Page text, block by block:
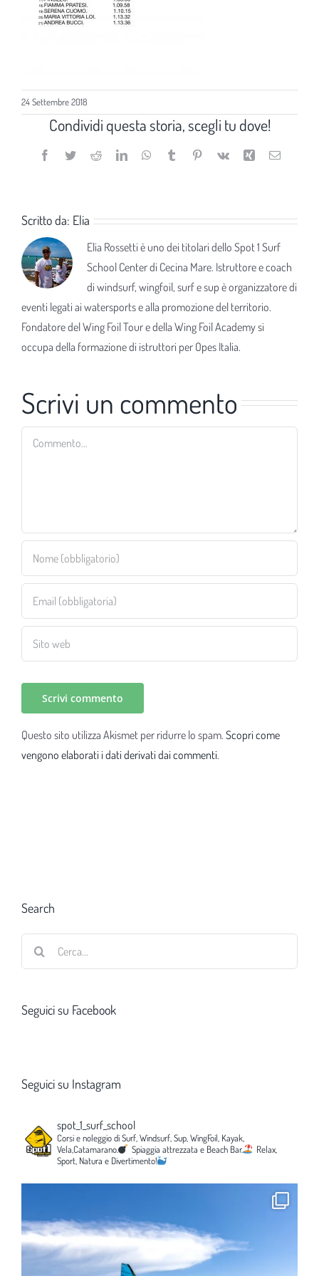
24 Settembre 2018
Condividi questa storia, scegli tu dove!
Facebook
TwitterRedditLinkedInWhatsApp
TumblrPinterest
Vk Xing Email
Scritto da: Elia
Elia Rossetti è uno dei titolari dello Spot 1 Surf
School Center di Cecina Mare. Istruttore e coach
di windsurf, wingfoil, surf e sup è organizzatore di
eventi legati ai watersports e alla promozione del territorio.
Fondatore del Wing Foil Tour e della Wing Foil Academy si
occupa della formazione di istruttori per Opes Italia.
Scrivi un commento
Commento
Questo sito utilizza Akismet per ridurre lo spam. Scopri come
vengono elaborati i dati derivati dai commenti.
Search
Seguici su Facebook
Seguici su Instagram
spot_1_surf_school
Corsi e noleggio di Surf, Windsurf, Sup, WingFoil, Kayak,
Vela,Catamarano.
Spiaggia attrezzata e Beach Bar.
Relax,
Sport, Natura e Divertimento!